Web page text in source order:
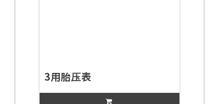
3用胎压表